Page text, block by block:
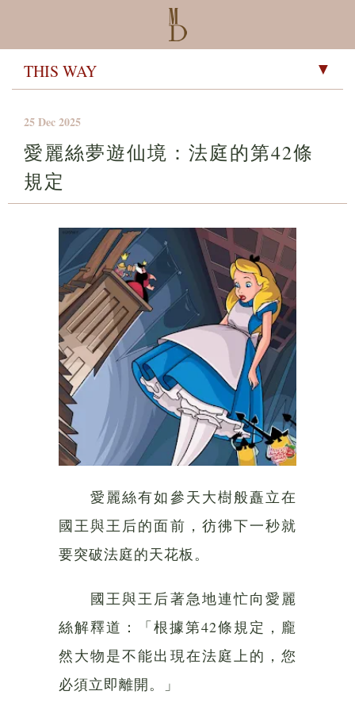
▼
25 Dec 2025
愛麗絲夢遊仙境：法庭的第42條
規定
愛麗絲有如參天大樹般矗立在
國王與王后的面前，彷彿下一秒就
要突破法庭的天花板。
國王與王后著急地連忙向愛麗
絲解釋道：「根據第42條規定，龐
然大物是不能出現在法庭上的，您
必須立即離開。」